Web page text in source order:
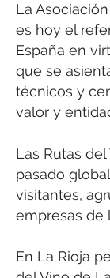
La
es hoy el
España en
que se
técnicos y
valor y
Las Rutas
pasado
visitantes,
empresas de
En La Rioja